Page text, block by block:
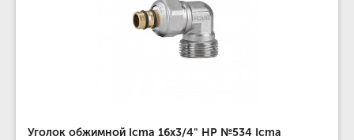
Уголок обжимной Icma 16х3/4" НР №534 Icma